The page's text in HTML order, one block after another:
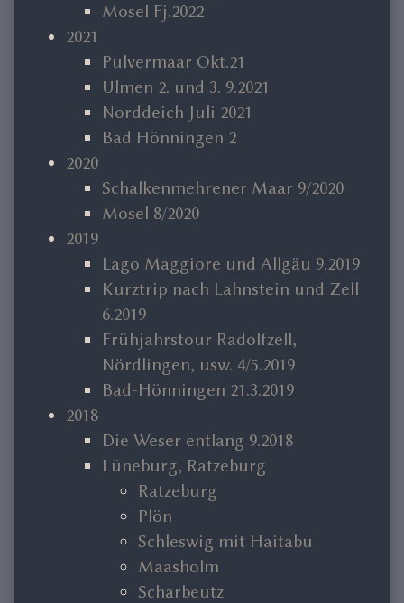
Mosel Fj.2022
2021
Pulvermaar Okt.21
Ulmen 2. und 3. 9.2021
Norddeich Juli 2021
Bad Hönningen 2
2020
Schalkenmehrener Maar 9/2020
Mosel 8/2020
2019
Lago Maggiore und Allgäu 9.2019
Kurztrip nach Lahnstein und Zell
6.2019
Frühjahrstour Radolfzell,
Nördlingen, usw. 4/5.2019
Bad-Hönningen 21.3.2019
2018
Die Weser entlang 9.2018
Lüneburg, Ratzeburg
Ratzeburg
Plön
Schleswig mit Haitabu
Maasholm
Scharbeutz